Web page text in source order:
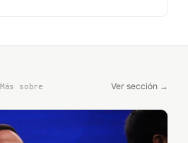
Más sobre Ver sección →